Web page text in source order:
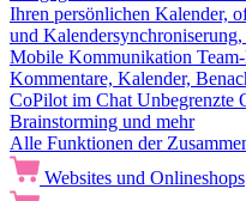
Ihren persönlichen Kalender,
und
Mobile Kommunikation
Kommentare, Kalender,
CoPilot im Chat Unbegrenzte
Brainstorming und mehr
Alle Funktionen der
Websites und Onlineshops